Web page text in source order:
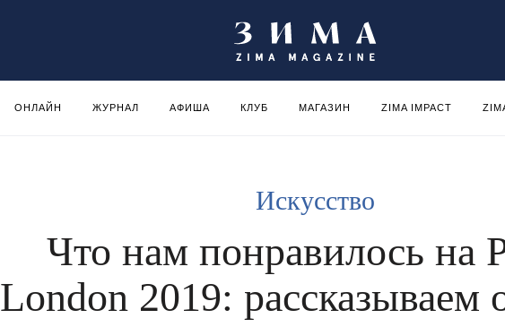
ОНЛАЙН ЖУРНАЛ АФИША КЛУБ МАГАЗИН ZIMA IMPACT
Искусство
Что нам понравилось на
London 2019: рассказываем